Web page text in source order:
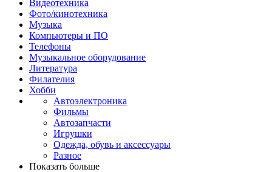
Видеотехника
Фото/кинотехника
Музыка
Компьютеры и ПО
Телефоны
Музыкальное оборудование
Литература
Филателия
Хобби
Автоэлектроника
Фильмы
Автозапчасти
Игрушки
Одежда, обувь и аксессуары
Разное
Показать больше